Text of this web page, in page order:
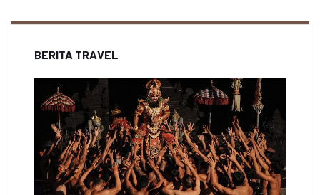
BERITA TRAVEL